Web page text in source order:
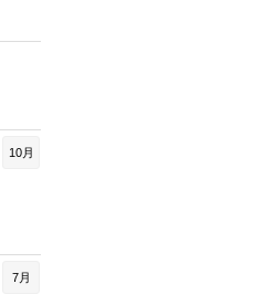
10月
7月